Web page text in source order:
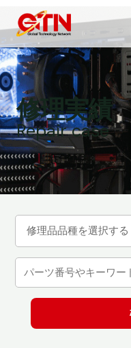
を
ス
キ
ッ
プ 修理実績
Repair case